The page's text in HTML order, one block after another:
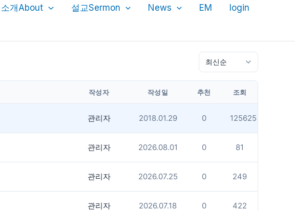
소개About 설교Sermon News EM login
작성자 작성일 추천 조회
관리자 2018.01.29 0 125625
관리자 2026.08.01 0 81
관리자 2026.07.25 0 249
관리자 2026.07.18 0 422